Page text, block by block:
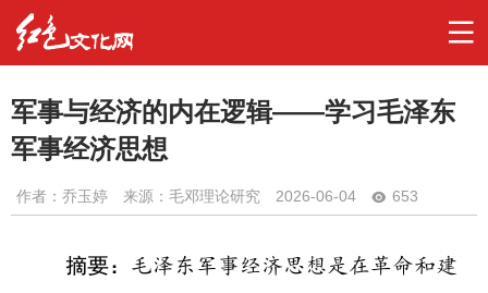
军事与经济的内在逻辑——学习毛泽东
军事经济思想
作者： 乔玉婷 来源：毛邓理论研究 2026-06-04 653
摘要： 毛泽东军事经济思想是在革命和建